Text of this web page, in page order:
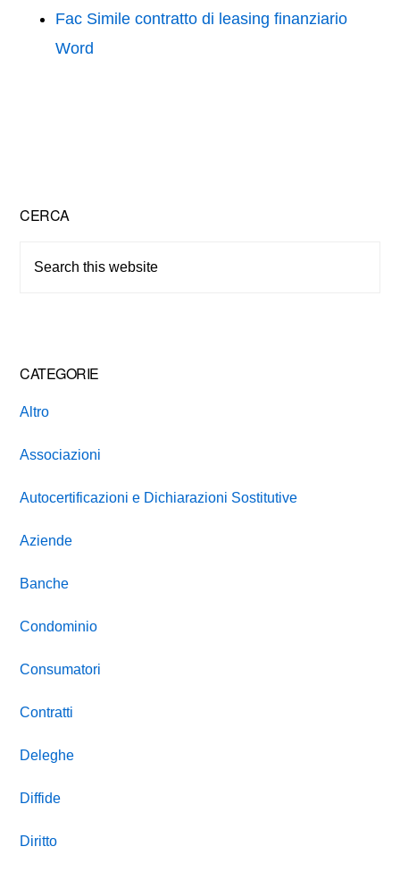
Fac Simile contratto di leasing finanziario
Word
Primary
Sidebar
CERCA
CATEGORIE
Altro
Associazioni
Autocertificazioni e Dichiarazioni Sostitutive
Aziende
Banche
Condominio
Consumatori
Contratti
Deleghe
Diffide
Diritto